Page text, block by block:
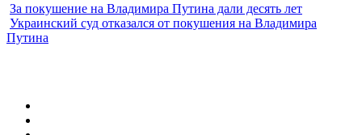
За покушение на Владимира Путина дали десять лет
Украинский суд отказался от покушения на Владимира
Путина